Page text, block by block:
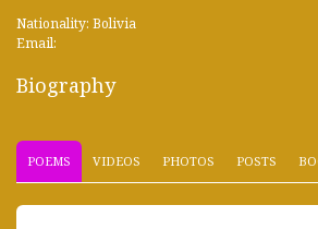
Nationality: Bolivia
Email:
Biography
POEMS VIDEOS PHOTOS POSTS